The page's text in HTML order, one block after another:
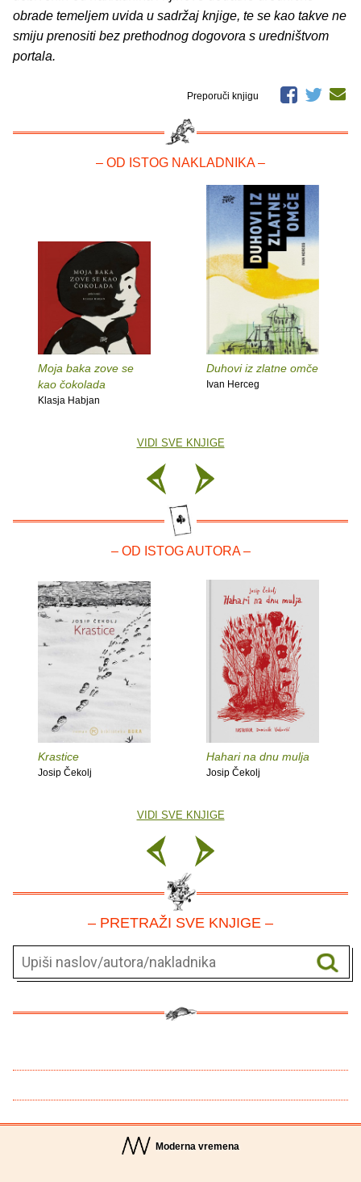
obrade temeljem uvida u sadržaj knjige, te se kao takve ne
smiju prenositi bez prethodnog dogovora s uredništvom
portala.
Preporuči knjigu
– OD ISTOG NAKLADNIKA –
Moja baka zove se
kao čokolada
Klasja Habjan
Duhovi iz zlatne omče
Ivan Herceg
VIDI SVE KNJIGE
– OD ISTOG AUTORA –
Krastice
Josip Čekolj
Hahari na dnu mulja
Josip Čekolj
VIDI SVE KNJIGE
– PRETRAŽI SVE KNJIGE –
Moderna vremena